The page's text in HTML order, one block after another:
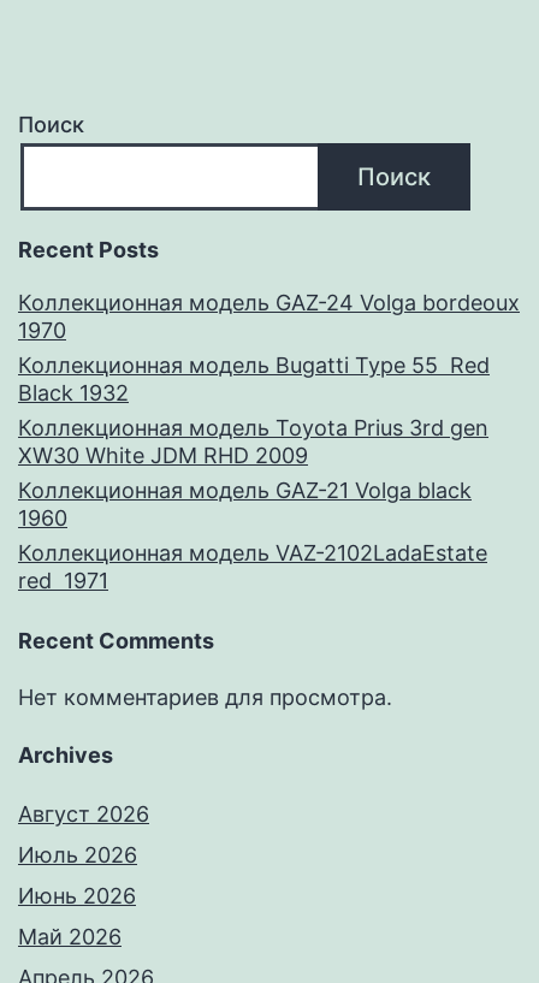
Поиск
Поиск
Recent Posts
Коллекционная модель GAZ-24 Volga bordeoux
1970
Коллекционная модель Bugatti Type 55 Red
Black 1932
Коллекционная модель Toyota Prius 3rd gen
XW30 White JDM RHD 2009
Коллекционная модель GAZ-21 Volga black
1960
Коллекционная модель VAZ-2102LadaEstate
red 1971
Recent Comments
Нет комментариев для просмотра.
Archives
Август 2026
Июль 2026
Июнь 2026
Май 2026
Апрель 2026